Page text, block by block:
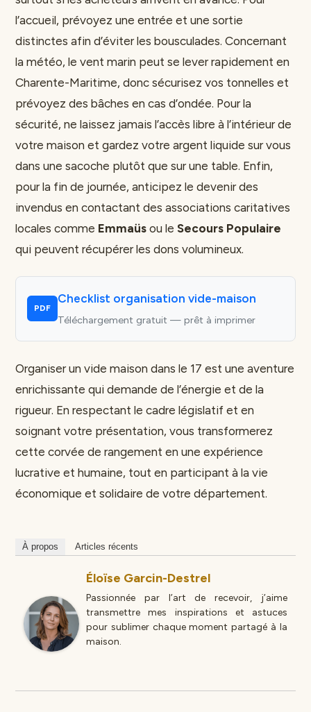
l’accueil, prévoyez une entrée et une sortie
distinctes afin d’éviter les bousculades. Concernant
la météo, le vent marin peut se lever rapidement en
Charente-Maritime, donc sécurisez vos tonnelles et
prévoyez des bâches en cas d’ondée. Pour la
sécurité, ne laissez jamais l’accès libre à l’intérieur de
votre maison et gardez votre argent liquide sur vous
dans une sacoche plutôt que sur une table. Enfin,
pour la fin de journée, anticipez le devenir des
invendus en contactant des associations caritatives
locales comme Emmaüs ou le Secours Populaire
qui peuvent récupérer les dons volumineux.
PDF
Checklist organisation vide-maison
Téléchargement gratuit — prêt à imprimer
Organiser un vide maison dans le 17 est une aventure
enrichissante qui demande de l’énergie et de la
rigueur. En respectant le cadre législatif et en
soignant votre présentation, vous transformerez
cette corvée de rangement en une expérience
lucrative et humaine, tout en participant à la vie
économique et solidaire de votre département.
À propos Articles récents
Éloïse Garcin-Destrel
Passionnée par l’art de recevoir, j’aime
transmettre mes inspirations et astuces
pour sublimer chaque moment partagé à la
maison.